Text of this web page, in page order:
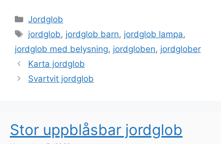
Categories
Jordglob
Tags
jordglob, jordglob barn, jordglob lampa,
jordglob med belysning, jordgloben, jordglober
Karta jordglob
Svartvit jordglob
Stor uppblåsbar jordglob